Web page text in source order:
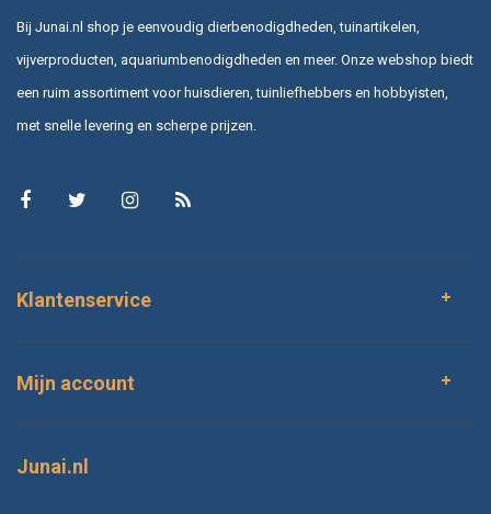
Bij Junai.nl shop je eenvoudig dierbenodigdheden, tuinartikelen,
vijverproducten, aquariumbenodigdheden en meer. Onze webshop biedt
een ruim assortiment voor huisdieren, tuinliefhebbers en hobbyisten,
met snelle levering en scherpe prijzen.
Klantenservice
Mijn account
Junai.nl